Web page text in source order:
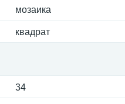
мозаика
квадрат
34